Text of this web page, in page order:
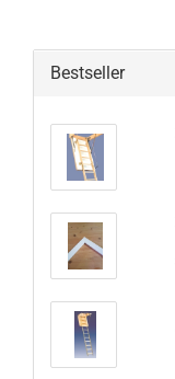
Bestseller